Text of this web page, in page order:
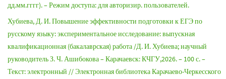
дд.мм.гггг). – Режим доступа: для авторизир. пользователей.
Хубиева, Д. И. Повышение эффективности подготовки к ЕГЭ по
русскому языку: экспериментальное исследование: выпускная
квалификационная (бакалаврская) работа /Д. И. Хубиева; научный
руководитель З. Ч. Ашибокова – Карачаевск: КЧГУ,2026. – 100 с. –
Текст: электронный // Электронная библиотека Карачаево-Черкесского